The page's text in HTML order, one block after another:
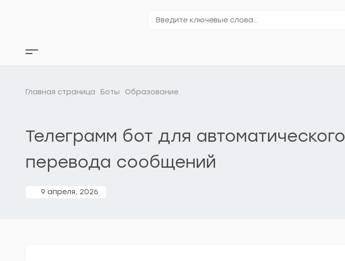
ключевые
Кнопка
бокового
Главная страница Боты Образование
Телеграмм бот для автоматического
перевода сообщений
9 апреля, 2026